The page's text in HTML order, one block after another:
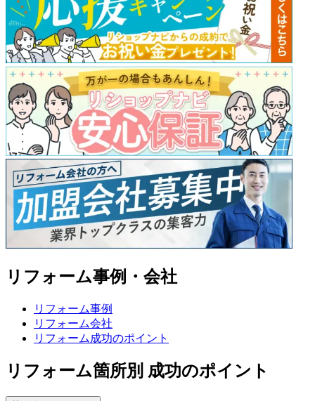
リフォーム事例・会社
リフォーム事例
リフォーム会社
リフォーム成功のポイント
リフォーム箇所別 成功のポイント